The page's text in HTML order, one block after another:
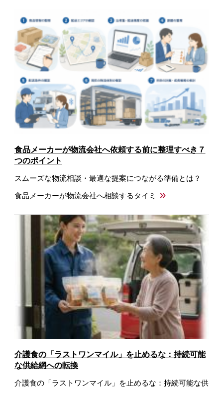
食品メーカーが物流会社へ依頼する前に整理すべき７
つのポイント
スムーズな物流相談・最適な提案につながる準備とは？
食品メーカーが物流会社へ相談するタイミ »
介護食の「ラストワンマイル」を止めるな：持続可能
な供給網への転換
介護食の「ラストワンマイル」を止めるな：持続可能な供